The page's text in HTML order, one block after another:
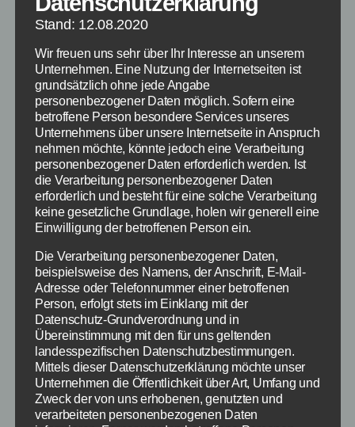
Zaubern mit den
Lippenstiften von Ikos
Ikos Lippenstifte Produktbild
Amazon
Es gibt ihn in grün,
weiß, schwarz
oder zum Beispiel
gelb. Ihr denkt
sicher: ‚Was für
komische Farben!‘.
Niemals würdet ihr so herum laufen! Aber das
Besondere an den Lippenstiften ist, sie
verändern ihre Farbe, je nach dem ph-Wert
deiner Lippen. Grün wird zu nachtrosa, weiß
zu perlmuttrosa, schwarz zu kirschrot oder gelb
zu apricot. Die Farbe wird entweder knallig
(kommt auch darauf an, wie intensiv du ihn
aufträgst) oder zart. Immer die perfekte Farbe
Stand: 12.08.2020
Wir freuen uns sehr über Ihr Interesse an unserem
Unternehmen. Eine Nutzung der Internetseiten ist
grundsätzlich ohne jede Angabe
personenbezogener Daten möglich. Sofern eine
betroffene Person besondere Services unseres
Unternehmens über unsere Internetseite in Anspruch
nehmen möchte, könnte jedoch eine Verarbeitung
personenbezogener Daten erforderlich werden. Ist
die Verarbeitung personenbezogener Daten
erforderlich und besteht für eine solche Verarbeitung
keine gesetzliche Grundlage, holen wir generell eine
Einwilligung der betroffenen Person ein.
Die Verarbeitung personenbezogener Daten,
beispielsweise des Namens, der Anschrift, E-Mail-
Adresse oder Telefonnummer einer betroffenen
Person, erfolgt stets im Einklang mit der
Datenschutz-Grundverordnung und in
Übereinstimmung mit den für uns geltenden
landesspezifischen Datenschutzbestimmungen.
Mittels dieser Datenschutzerklärung möchte unser
Unternehmen die Öffentlichkeit über Art, Umfang und
Zweck der von uns erhobenen, genutzten und
verarbeiteten personenbezogenen Daten